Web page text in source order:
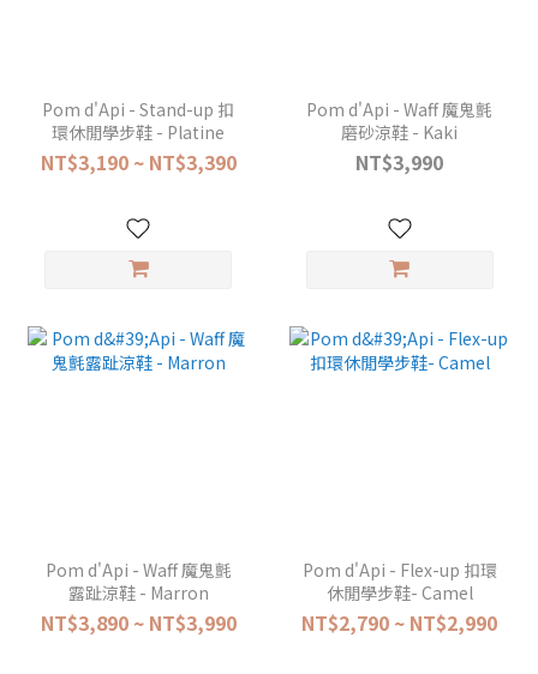
Pom d'Api - Stand-up 扣
環休閒學步鞋 - Platine
NT$3,190 ~ NT$3,390
Pom d'Api - Waff 魔鬼氈
磨砂涼鞋 - Kaki
NT$3,990
Pom d'Api - Waff 魔鬼氈
露趾涼鞋 - Marron
NT$3,890 ~ NT$3,990
Pom d'Api - Flex-up 扣環
休閒學步鞋- Camel
NT$2,790 ~ NT$2,990